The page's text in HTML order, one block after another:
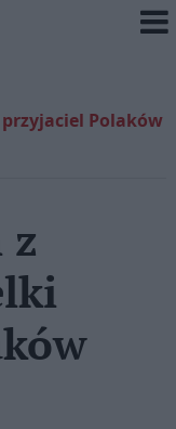
Polaków
z